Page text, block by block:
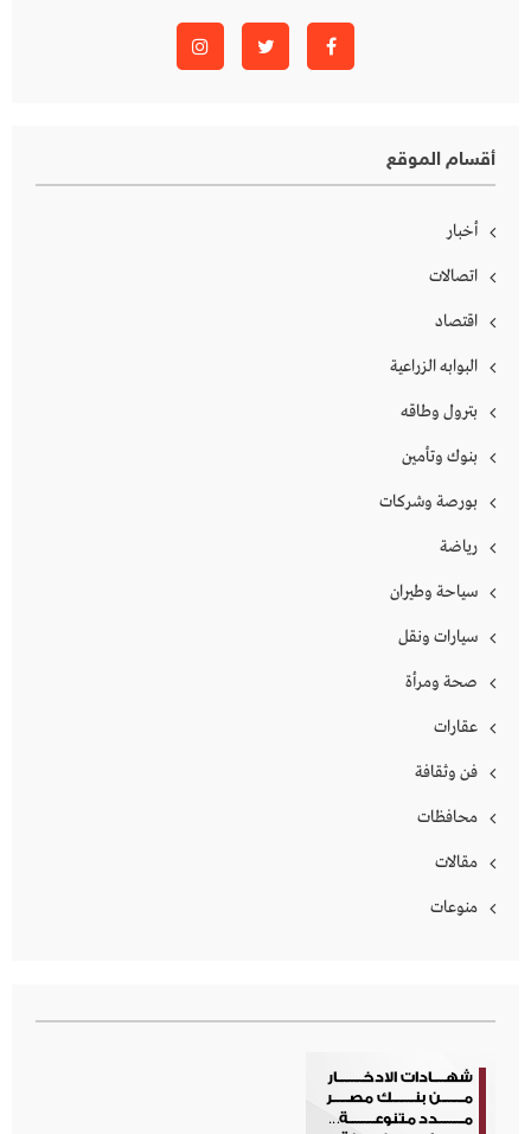
أقسام الموقع
أخبار
اتصالات
اقتصاد
البوابه الزراعية
بترول وطاقه
بنوك وتأمين
بورصة وشركات
رياضة
سياحة وطيران
سيارات ونقل
صحة ومرأة
عقارات
فن وثقافة
محافظات
مقالات
منوعات